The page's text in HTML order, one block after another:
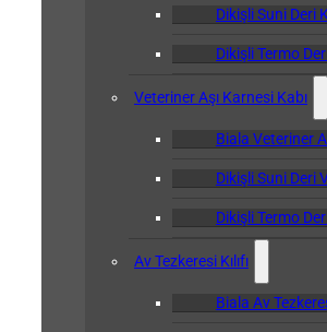
Dikişli Suni Deri
Dikişli Termo
Veteriner Aşı Karnesi Kabı
Biala Veteriner
Dikişli Suni Deri
Dikişli Termo
Av Tezkeresi Kılıfı
Biala Av